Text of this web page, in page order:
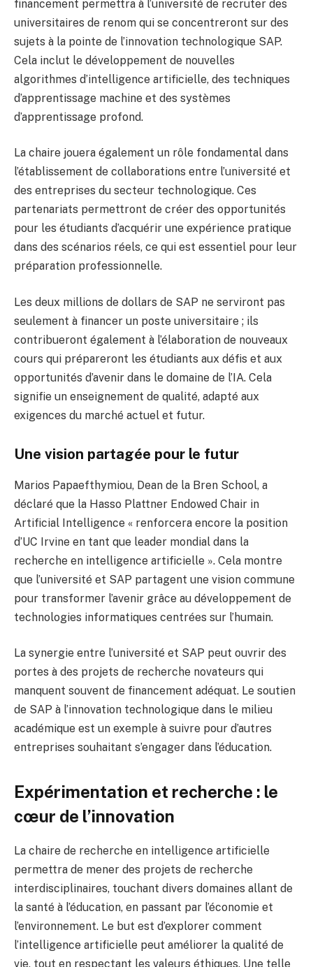
financement permettra à l’université de recruter des
universitaires de renom qui se concentreront sur des
sujets à la pointe de l’innovation technologique SAP.
Cela inclut le développement de nouvelles
algorithmes d’intelligence artificielle, des techniques
d’apprentissage machine et des systèmes
d’apprentissage profond.
La chaire jouera également un rôle fondamental dans
l’établissement de collaborations entre l’université et
des entreprises du secteur technologique. Ces
partenariats permettront de créer des opportunités
pour les étudiants d’acquérir une expérience pratique
dans des scénarios réels, ce qui est essentiel pour leur
préparation professionnelle.
Les deux millions de dollars de SAP ne serviront pas
seulement à financer un poste universitaire ; ils
contribueront également à l’élaboration de nouveaux
cours qui prépareront les étudiants aux défis et aux
opportunités d’avenir dans le domaine de l’IA. Cela
signifie un enseignement de qualité, adapté aux
exigences du marché actuel et futur.
Une vision partagée pour le futur
Marios Papaefthymiou, Dean de la Bren School, a
déclaré que la Hasso Plattner Endowed Chair in
Artificial Intelligence « renforcera encore la position
d’UC Irvine en tant que leader mondial dans la
recherche en intelligence artificielle ». Cela montre
que l’université et SAP partagent une vision commune
pour transformer l’avenir grâce au développement de
technologies informatiques centrées sur l’humain.
La synergie entre l’université et SAP peut ouvrir des
portes à des projets de recherche novateurs qui
manquent souvent de financement adéquat. Le soutien
de SAP à l’innovation technologique dans le milieu
académique est un exemple à suivre pour d’autres
entreprises souhaitant s’engager dans l’éducation.
Expérimentation et recherche : le
cœur de l’innovation
La chaire de recherche en intelligence artificielle
permettra de mener des projets de recherche
interdisciplinaires, touchant divers domaines allant de
la santé à l’éducation, en passant par l’économie et
l’environnement. Le but est d’explorer comment
l’intelligence artificielle peut améliorer la qualité de
vie, tout en respectant les valeurs éthiques. Une telle